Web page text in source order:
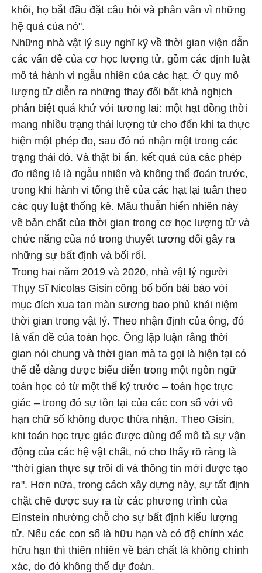
khối, họ bắt đầu đặt câu hỏi và phân vân vì những
hệ quả của nó".
Những nhà vật lý suy nghĩ kỹ về thời gian viện dẫn
các vấn đề của cơ học lượng tử, gồm các định luật
mô tả hành vi ngẫu nhiên của các hạt. Ở quy mô
lượng tử diễn ra những thay đổi bất khả nghịch
phân biệt quá khứ với tương lai: một hạt đồng thời
mang nhiều trạng thái lượng tử cho đến khi ta thực
hiện một phép đo, sau đó nó nhận một trong các
trạng thái đó. Và thật bí ẩn, kết quả của các phép
đo riêng lẻ là ngẫu nhiên và không thể đoán trước,
trong khi hành vi tổng thể của các hạt lại tuân theo
các quy luật thống kê. Mâu thuẫn hiển nhiên này
về bản chất của thời gian trong cơ học lượng tử và
chức năng của nó trong thuyết tương đối gây ra
những sự bất định và bối rối.
Trong hai năm 2019 và 2020, nhà vật lý người
Thụy Sĩ Nicolas Gisin công bố bốn bài báo với
mục đích xua tan màn sương bao phủ khái niệm
thời gian trong vật lý. Theo nhận định của ông, đó
là vấn đề của toán học. Ông lập luận rằng thời
gian nói chung và thời gian mà ta gọi là hiện tại có
thể dễ dàng được biểu diễn trong một ngôn ngữ
toán học có từ một thế kỷ trước – toán học trực
giác – trong đó sự tồn tại của các con số với vô
hạn chữ số không được thừa nhận. Theo Gisin,
khi toán học trực giác được dùng để mô tả sự vận
động của các hệ vật chất, nó cho thấy rõ ràng là
"thời gian thực sự trôi đi và thông tin mới được tạo
ra". Hơn nữa, trong cách xây dựng này, sự tất định
chặt chẽ được suy ra từ các phương trình của
Einstein nhường chỗ cho sự bất định kiểu lượng
tử. Nếu các con số là hữu hạn và có độ chính xác
hữu hạn thì thiên nhiên về bản chất là không chính
xác, do đó không thể dự đoán.